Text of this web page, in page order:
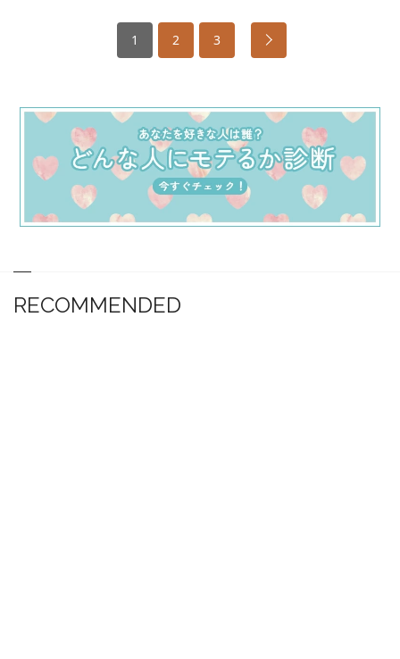
1 2 3
RECOMMENDED